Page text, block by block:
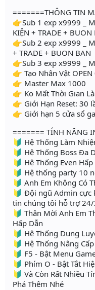
=======THÔNG TIN
👉Sub 1 exp x9999 _
KIỆN + TRADE + BUON
👉Sub 2 exp x9999 _
+ TRADE + BUON BAN
👉Sub 3 exp x9999 _
👉 Tạo Nhân Vật
👉 Master Max 1000
👉 Ko Mất Thời Gian
👉 Giới Hạn Reset: 30
👉 Giới hạn 5 cửa sổ
======= TÍNH NĂNG
🔰 Hệ Thống Làm
🔰 Hệ Thống Boss Đa
🔰 Hệ Thống Even
🔰 Hệ thống party 10
🔰 Anh Em Không Có
🔰 Đội ngũ Admin cực
tin chúng tôi hỗ trợ
🔰 Thân Mời Anh Em
Hấp Dẫn
🔰 Hệ Thống Dung
🔰 Hệ Thống Nâng
🔰 F5 - Bật Menu
🔰 Phím O - Bật Tắt
🔰 Và Còn Rất Nhiều
Phá Thêm Nhé